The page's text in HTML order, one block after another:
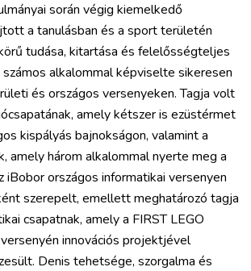
során végig kiemelkedő
a tanulásban és a sport területén
tudása, kitartása és felelősségteljes
számos alkalommal képviselte sikeresen
és országos versenyeken. Tagja volt
amely kétszer is ezüstérmet
kispályás bajnokságon, valamint a
amely három alkalommal nyerte meg a
iBobor országos informatikai versenyen
szerepelt, emellett meghatározó tagja
csapatnak, amely a FIRST LEGO
innovációs projektjével
Denis tehetsége, szorgalma és